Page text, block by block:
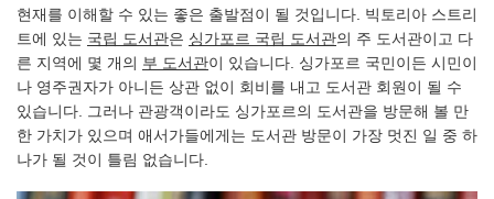
현재를 이해할 수 있는 좋은 출발점이 될 것입니다. 빅토리아 스트리
트에 있는 국립 도서관은 싱가포르 국립 도서관의 주 도서관이고 다
른 지역에 몇 개의 부 도서관이 있습니다. 싱가포르 국민이든 시민이
나 영주권자가 아니든 상관 없이 회비를 내고 도서관 회원이 될 수
있습니다. 그러나 관광객이라도 싱가포르의 도서관을 방문해 볼 만
한 가치가 있으며 애서가들에게는 도서관 방문이 가장 멋진 일 중 하
나가 될 것이 틀림 없습니다.